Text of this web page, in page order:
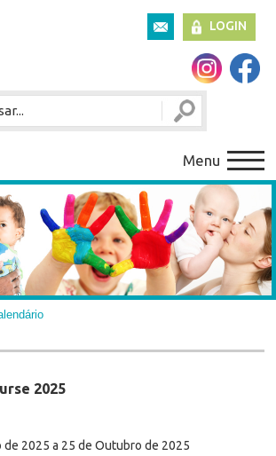
LOGIN
Menu
2025
de 2025 a 25 de Outubro de 2025